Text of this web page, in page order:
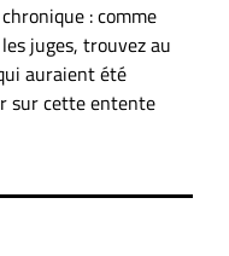
: comme
juges, trouvez au
auraient été
sur cette entente